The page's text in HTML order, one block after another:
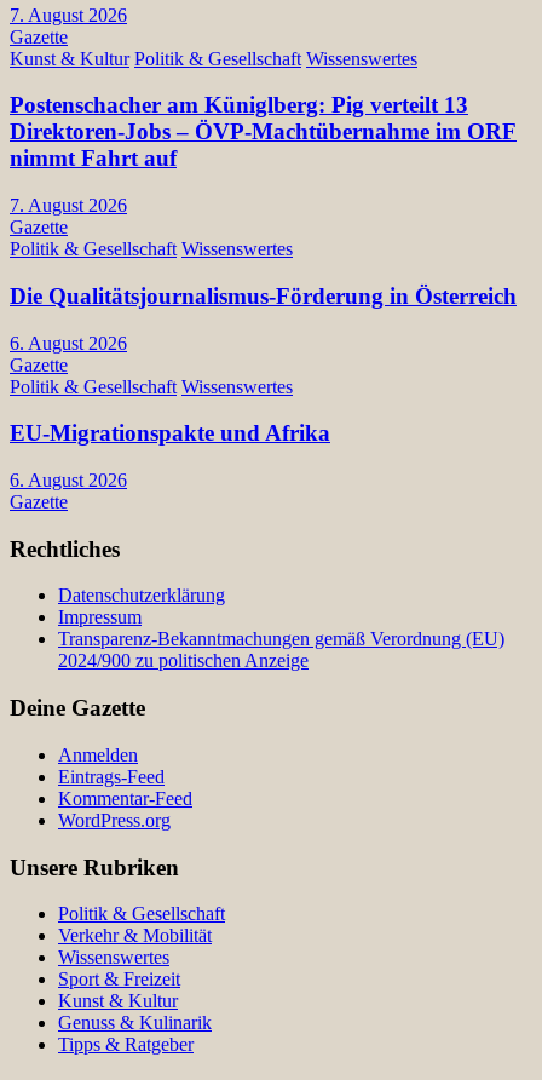
7. August 2026
Gazette
Kunst & Kultur Politik & Gesellschaft Wissenswertes
Postenschacher am Küniglberg: Pig verteilt 13
Direktoren-Jobs – ÖVP-Machtübernahme im ORF
nimmt Fahrt auf
7. August 2026
Gazette
Politik & Gesellschaft Wissenswertes
Die Qualitätsjournalismus-Förderung in Österreich
6. August 2026
Gazette
Politik & Gesellschaft Wissenswertes
EU-Migrationspakte und Afrika
6. August 2026
Gazette
Rechtliches
Datenschutzerklärung
Impressum
Transparenz-Bekanntmachungen gemäß Verordnung (EU)
2024/900 zu politischen Anzeige
Deine Gazette
Anmelden
Eintrags-Feed
Kommentar-Feed
WordPress.org
Unsere Rubriken
Politik & Gesellschaft
Verkehr & Mobilität
Wissenswertes
Sport & Freizeit
Kunst & Kultur
Genuss & Kulinarik
Tipps & Ratgeber